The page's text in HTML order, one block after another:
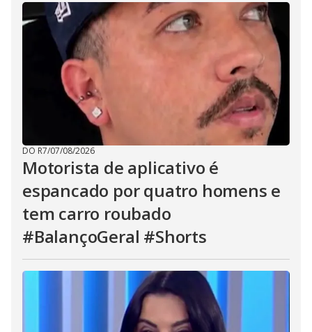
DO R7/07/08/2026
Motorista de aplicativo é
espancado por quatro homens e
tem carro roubado
#BalançoGeral #Shorts